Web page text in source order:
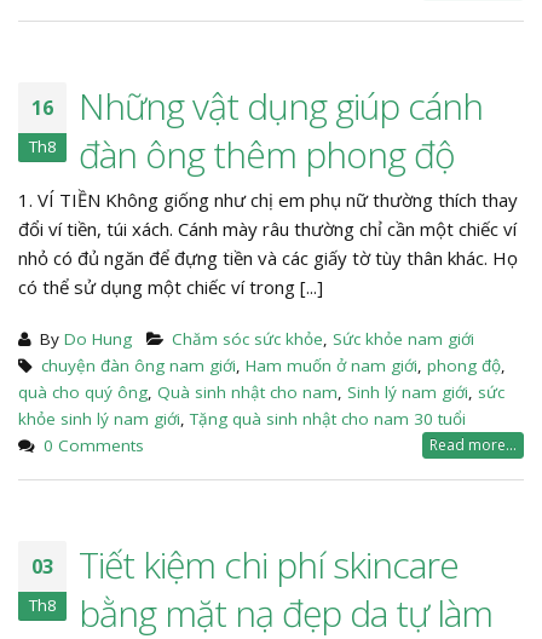
16
Th8
Những vật dụng giúp cánh
đàn ông thêm phong độ
1. VÍ TIỀN Không giống như chị em phụ nữ thường thích thay
đổi ví tiền, túi xách. Cánh mày râu thường chỉ cần một chiếc ví
nhỏ có đủ ngăn để đựng tiền và các giấy tờ tùy thân khác. Họ
có thể sử dụng một chiếc ví trong [...]
By Do Hung Chăm sóc sức khỏe, Sức khỏe nam giới
chuyện đàn ông nam giới, Ham muốn ở nam giới, phong độ,
quà cho quý ông, Quà sinh nhật cho nam, Sinh lý nam giới, sức
khỏe sinh lý nam giới,Tặng quà sinh nhật cho nam 30 tuổi
0 Comments
Read more...
03
Th8
Tiết kiệm chi phí skincare
bằng mặt nạ đẹp da tự làm